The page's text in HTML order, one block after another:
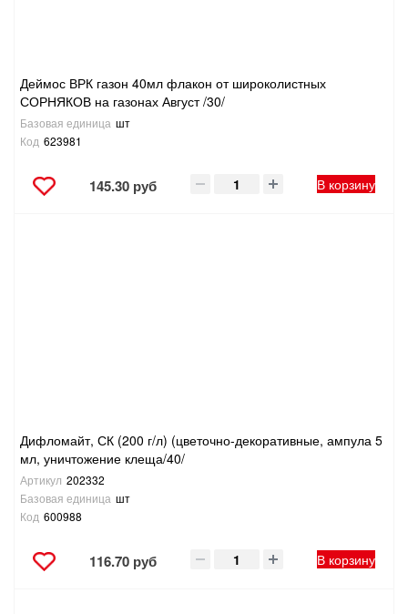
Деймос ВРК газон 40мл флакон от широколистных
СОРНЯКОВ на газонах Август /30/
Базовая единица шт
Код 623981
145.30 руб В корзину
Дифломайт, СК (200 г/л) (цветочно-декоративные, ампула 5
мл, уничтожение клеща/40/
Артикул 202332
Базовая единица шт
Код 600988
116.70 руб В корзину